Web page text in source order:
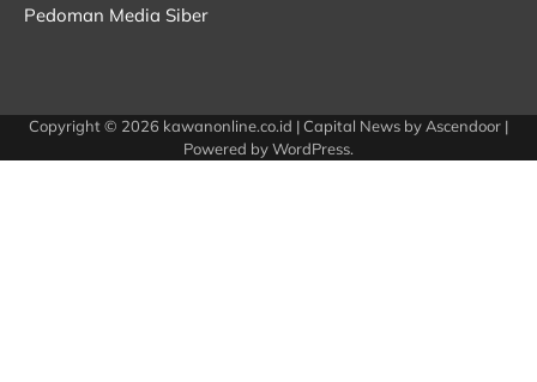
Pedoman Media Siber
Copyright © 2026 kawanonline.co.id | Capital News byAscendoor |
Powered byWordPress.